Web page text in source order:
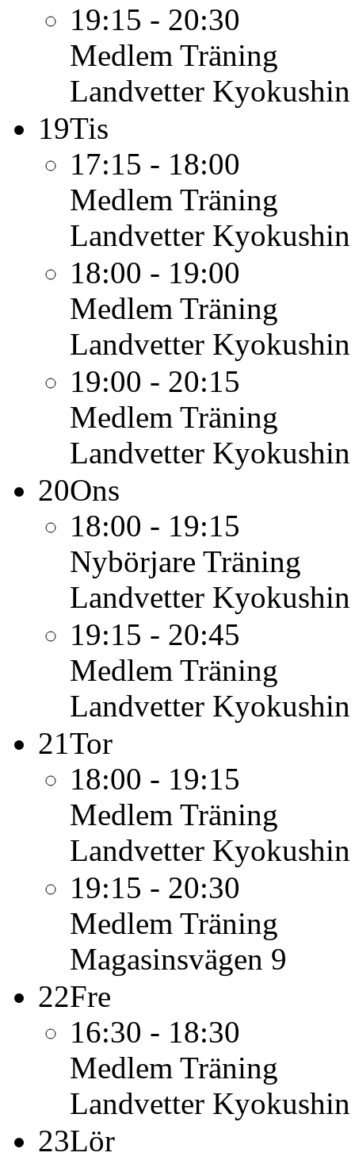
19:15 - 20:30
Medlem Träning
Landvetter
19Tis
17:15 - 18:00
Medlem Träning
Landvetter
18:00 - 19:00
Medlem Träning
Landvetter
19:00 - 20:15
Medlem Träning
Landvetter
20Ons
18:00 - 19:15
Nybörjare Träning
Landvetter
19:15 - 20:45
Medlem Träning
Landvetter
21Tor
18:00 - 19:15
Medlem Träning
Landvetter
19:15 - 20:30
Medlem Träning
Magasinsvägen 9
22Fre
16:30 - 18:30
Medlem Träning
Landvetter
23Lör